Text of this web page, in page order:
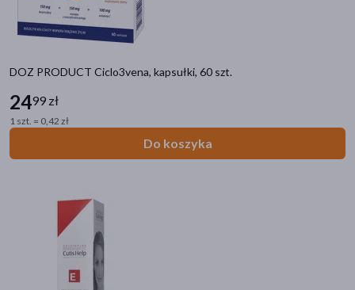
Hit
DOZ PRODUCT Ciclo3vena, kapsułki, 60 szt.
2499 zł
1 szt. = 0,42 zł
Do koszyka